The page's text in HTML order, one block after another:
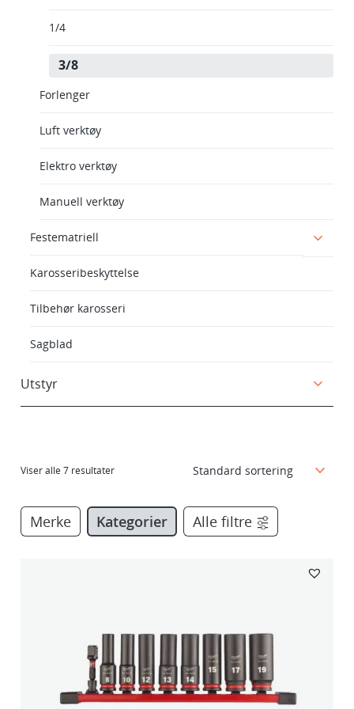
1/4
3/8
Forlenger
Luft verktøy
Elektro verktøy
Manuell verktøy
Festematriell
Karosseribeskyttelse
Tilbehør karosseri
Sagblad
Utstyr
Viser alle 7 resultater
Merke Kategorier Alle filtre